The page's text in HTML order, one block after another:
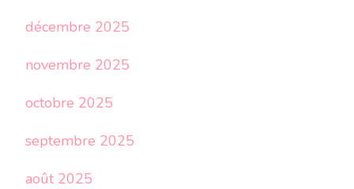
décembre 2025
novembre 2025
octobre 2025
septembre 2025
août 2025